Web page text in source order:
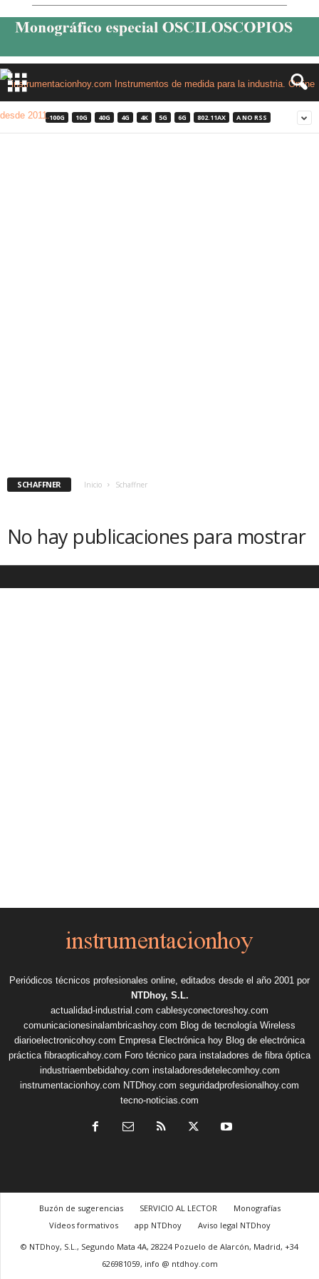
100G 10G 40G 4G 4K 5G 6G 802.11AX A NO RSS
SCHAFFNER Inicio Schaffner
No hay publicaciones para mostrar
Periódicos técnicos profesionales online, editados desde el año 2001 por
NTDhoy, S.L.
actualidad-industrial.com cablesyconectoreshoy.com
comunicacionesinalambricashoy.com Blog de tecnología Wireless
diarioelectronicohoy.com Empresa Electrónica hoy Blog de electrónica
práctica fibraopticahoy.com Foro técnico para instaladores de fibra óptica
industriaembebidahoy.com instaladoresdetelecomhoy.com
instrumentacionhoy.com NTDhoy.com seguridadprofesionalhoy.com
tecno-noticias.com
Buzón de sugerencias SERVICIO AL LECTOR
Monografías
Vídeos formativos
app NTDhoy
Aviso legal NTDhoy
© NTDhoy, S.L., Segundo Mata 4A, 28224 Pozuelo de Alarcón, Madrid, +34
626981059, info @ ntdhoy.com